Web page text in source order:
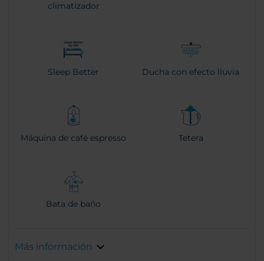
climatizador
Sleep Better Ducha con efecto lluvia
Máquina de café espresso Tetera
Bata de baño
Más información